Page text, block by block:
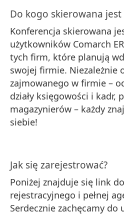
Do kogo skierowana
Konferencja skierowana
użytkowników Comarch
tych firm, które planują
swojej firmie. Niezależnie
zajmowanego w firmie –
działy księgowości i kadr,
magazynierów – każdy
siebie!
Jak się zarejestrować?
Poniżej znajduje się link
rejestracyjnego i pełnej
Serdecznie zachęcamy do